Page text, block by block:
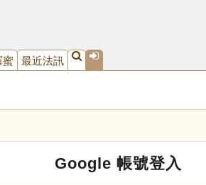
蜜 最近法訊
Google 帳號登入